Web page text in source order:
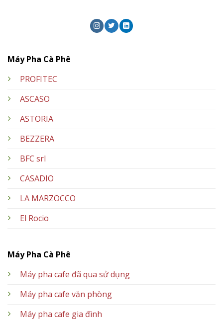
Máy Pha Cà Phê
PROFITEC
ASCASO
ASTORIA
BEZZERA
BFC srl
CASADIO
LA MARZOCCO
El Rocio
Máy Pha Cà Phê
Máy pha cafe đã qua sử dụng
Máy pha cafe văn phòng
Máy pha cafe gia đình